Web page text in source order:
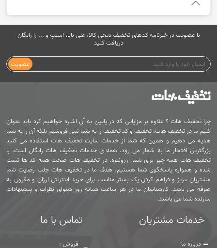
با عضویت در خبرنامه کدهای تخفیف دیجی کالا، علی بابا، اسنپ و ... را رایگان
دریافت کنید
عضویت
چرا تخفیف هات ؟ علاوه بر مزایایی که در پایین به آن اشاره خواهیم کرد باید عنوان
کنیم ما در تخفیف هات، تخفیف و کد تخفیف را به شما نمی فروشیم بلکه آن را به شما
هدیه می دهیم و همین که شما از خدمات سایت تخفیف هات استفاده می کنید
بزرگترین افتخار ما به شمار می رود. همه ی خدمات تخفیف هات رایگان است. با
تخفیف هات همه چیز برای شما ارزونتره. در تخفیف هات صحت همه کد ها تست
شده و همواره پاسخگوی شما هستیم. هدف ما در تخفیف هات جلب رضایت شما
مشتریان عزیز و فراهم کردن یک بستر مناسب برای خرید اینترنتی ارزان و مقرون به
صرفه می باشد. کارشناسان ما در هر ساعت شبانه روز شنوای نظرات و پیشنهادات
سازنده شما می باشند.
خدمات مشتریان
درباره ما
تماس با ما
فروش :